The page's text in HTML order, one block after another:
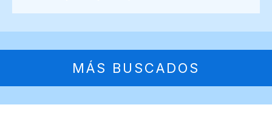
MÁS BUSCADOS